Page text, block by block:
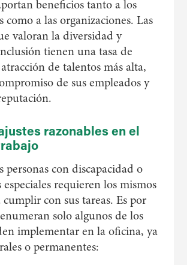
beneficios tanto a los
como a las organizaciones. Las
valoran la diversidad y
tienen una tasa de
de talentos más alta,
de sus empleados y
razonables en el
personas con discapacidad o
requieren los mismos
cumplir con sus tareas. Es por
solo algunos de los
implementar en la oficina, ya
o permanentes: